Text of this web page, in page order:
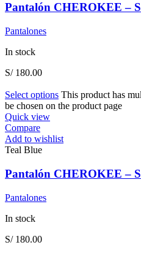
Pantalón CHEROKEE – S
Pantalones
In stock
S/180.00
Select options This product has
be chosen on the product page
Quick view
Compare
Add to wishlist
Teal Blue
Pantalón CHEROKEE – S
Pantalones
In stock
S/180.00